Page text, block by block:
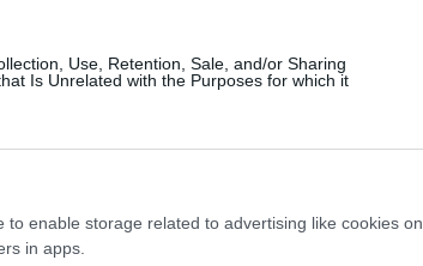
Use, Retention, Sale, and/or Sharing
Is Unrelated with the Purposes for which it
to enable storage related to advertising like cookies on
in apps.